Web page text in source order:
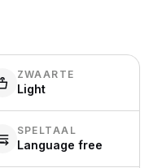
ZWAARTE
Light
SPELTAAL
Language free